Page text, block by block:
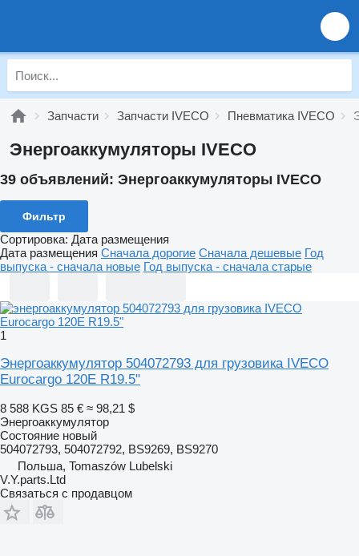
Запчасти Запчасти IVECO Пневматика IVECO
Энергоаккумуляторы IVECO
39 объявлений: Энергоаккумуляторы IVECO
Фильтр
Сортировка: Дата размещения
Дата размещения Сначала дорогие Сначала дешевые Год
выпуска - сначала новые Год выпуска - сначала старые
1
Энергоаккумулятор 504072793 для грузовика IVECO
Eurocargo 120E R19.5"
8 588 KGS 85 € ≈ 98,21 $
Энергоаккумулятор
Состояние новый
504072793, 504072792, BS9269, BS9270
Польша, Tomaszów Lubelski
V.Y.parts.Ltd
Связаться с продавцом